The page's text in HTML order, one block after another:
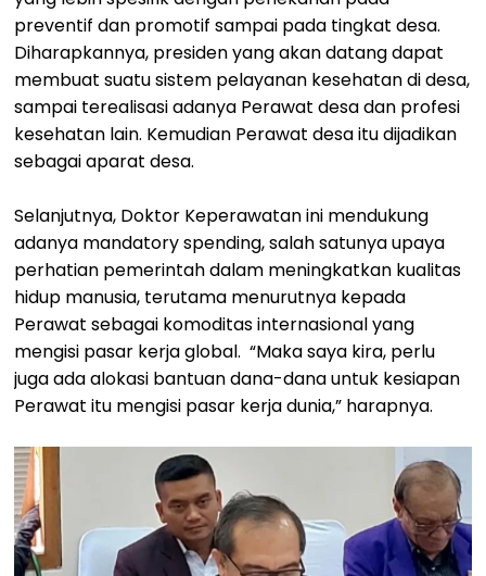
preventif dan promotif sampai pada tingkat desa.
Diharapkannya, presiden yang akan datang dapat
membuat suatu sistem pelayanan kesehatan di desa,
sampai terealisasi adanya Perawat desa dan profesi
kesehatan lain. Kemudian Perawat desa itu dijadikan
sebagai aparat desa.
Selanjutnya, Doktor Keperawatan ini mendukung
adanya mandatory spending, salah satunya upaya
perhatian pemerintah dalam meningkatkan kualitas
hidup manusia, terutama menurutnya kepada
Perawat sebagai komoditas internasional yang
mengisi pasar kerja global. “Maka saya kira, perlu
juga ada alokasi bantuan dana-dana untuk kesiapan
Perawat itu mengisi pasar kerja dunia,” harapnya.